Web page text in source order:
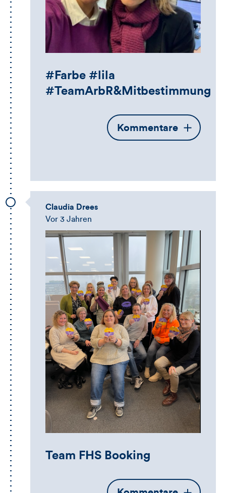
#Farbe #lila
#TeamArbR&Mitbestimmung
Öffnet
die
Kommentare
Claudia Drees
Vor 3 Jahren
Team FHS Booking